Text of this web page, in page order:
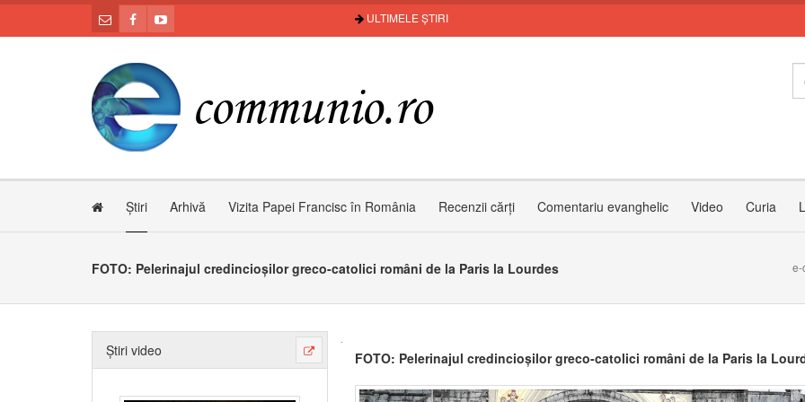
ULTIMELE ȘTIRI
Știri Arhivă Vizita Papei Francisc în România Recenzii cărți Comentariu evanghelic Video Curia
FOTO: Pelerinajul credincioșilor greco-catolici români de la Paris la Lourdes e-
Știri video FOTO: Pelerinajul credincioșilor greco-catolici români de la Paris la